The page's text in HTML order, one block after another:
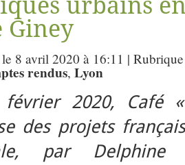
urbains
Giney
8 avril 2020 à 16:11 |
rendus, Lyon
2020, Café
des projets
par Delphine